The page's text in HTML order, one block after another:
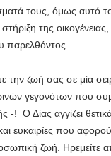
τους, όμως αυτό
της
παρελθόντος.
την ζωή σας σε μία
γεγονότων που
-! Ο Δίας αγγίζει
ευκαιρίες που
ζωή. Ηρεμείτε